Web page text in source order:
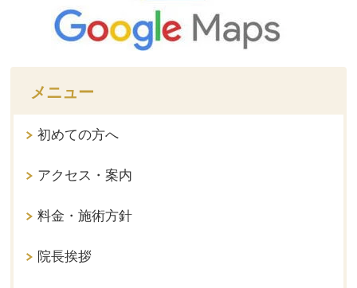
メニュー
初めての方へ
アクセス・案内
料金・施術方針
院長挨拶